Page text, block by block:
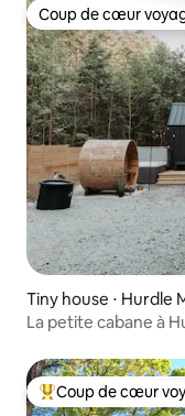
Coup de cœur
Coup de cœur
Tiny house ⋅ Hurdle
La petite cabane à
Coups de cœur
Coup de cœur